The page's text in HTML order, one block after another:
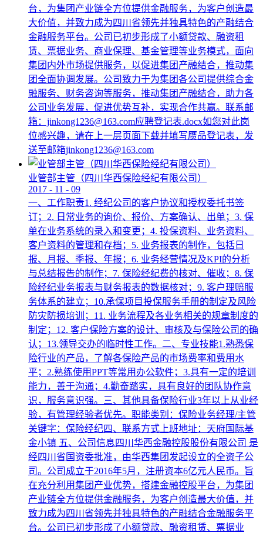
台，为集团产业链全方位提供金融服务，为客户创造最
大价值，并致力成为四川省领先并独具特色的产融结合
金融服务平台。公司已初步形成了小额贷款、融资租
赁、票据业务、商业保理、基金管理等业务模式，面向
集团内外市场提供服务，以促进集团产融结合，推动集
团全面协调发展。公司致力于为集团各公司提供综合金
融服务、财务咨询等服务，推动集团产融结合，助力各
公司业务发展，促进优势互补，实现合作共赢。联系邮
箱：jinkong1236@163.com应聘登记表.docx如您对此岗
位感兴趣，请在上一层页面下载并填写赝品登记表，发
送至邮箱jinkong1236@163.com
业管部主管（四川华西保险经纪有限公司）
2017 - 11 - 09
一、工作职责1. 经纪公司的客户协议和授权委托书签
订；2. 日常业务的询价、报价、方案确认、出单；3. 保
单在业务系统的录入和变更；4. 投保资料、业务资料、
客户资料的管理和存档；5. 业务报表的制作，包括日
报、月报、季报、年报；6. 业务经营情况及KPI的分析
与总结报告的制作；7. 保险经纪费的核对、催收；8. 保
险经纪业务报表与财务报表的数据核对；9. 客户理赔服
务体系的建立；10.承保项目投保服务手册的制定及风险
防灾防损培训；11. 业务流程及各业务相关的规章制度的
制定；12. 客户保险方案的设计、审核及与保险公司的确
认；13.领导交办的临时性工作。二、专业技能1.熟悉保
险行业的产品，了解各保险产品的市场费率和费用水
平；2.熟练使用PPT等常用办公软件；3.具有一定的培训
能力，善于沟通；4.勤奋踏实，具有良好的团队协作意
识，服务意识强。三、其他具备保险行业3年以上从业经
验，有管理经验者优先。职能类别：保险业务经理/主管
关键字：保险经纪四、联系方式上班地址：天府国际基
金小镇 五、公司信息四川华西金融控股股份有限公司 是
经四川省国资委批准，由华西集团发起设立的全资子公
司。公司成立于2016年5月，注册资本6亿元人民币。旨
在充分利用集团产业优势，搭建金融控股平台，为集团
产业链全方位提供金融服务，为客户创造最大价值，并
致力成为四川省领先并独具特色的产融结合金融服务平
台。公司已初步形成了小额贷款、融资租赁、票据业